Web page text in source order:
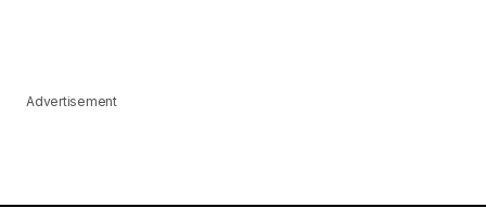
Advertisement